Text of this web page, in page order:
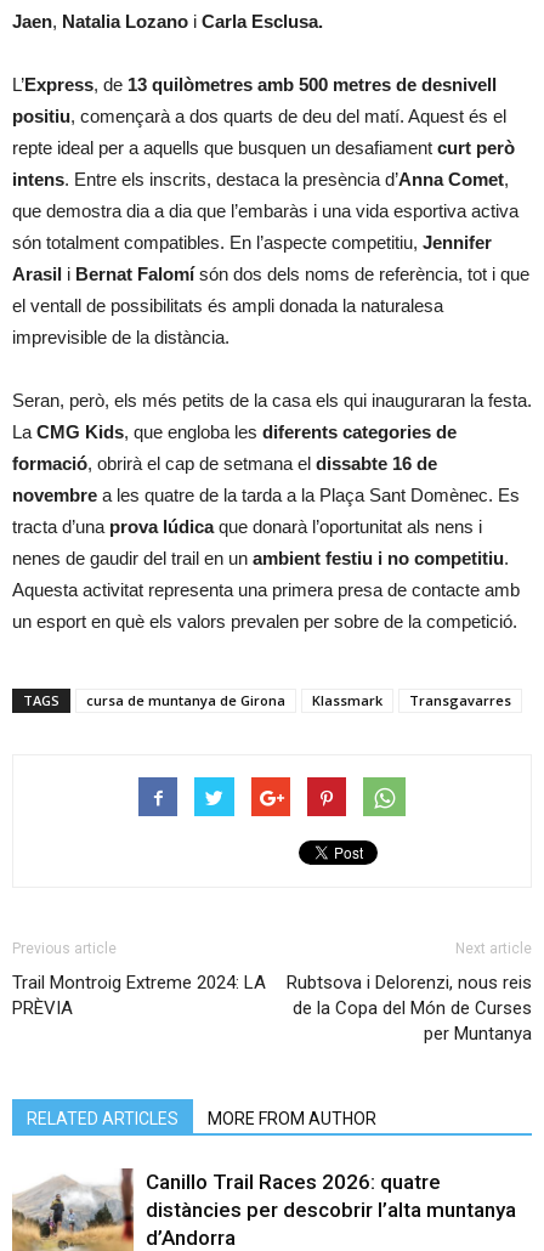
Jaen, Natalia Lozano i Carla Esclusa.
L’Express, de 13 quilòmetres amb 500 metres de desnivell
positiu, començarà a dos quarts de deu del matí. Aquest és el
repte ideal per a aquells que busquen un desafiament curt però
intens. Entre els inscrits, destaca la presència d’Anna Comet,
que demostra dia a dia que l’embaràs i una vida esportiva activa
són totalment compatibles. En l’aspecte competitiu, Jennifer
Arasil i Bernat Falomísón dos dels noms de referència, tot i que
el ventall de possibilitats és ampli donada la naturalesa
imprevisible de la distància.
Seran, però, els més petits de la casa els qui inauguraran la festa.
La CMG Kids, que engloba les diferents categories de
formació, obrirà el cap de setmana el dissabte 16 de
novembre a les quatre de la tarda a la Plaça Sant Domènec. Es
tracta d’una prova lúdicaque donarà l’oportunitat als nens i
nenes de gaudir del trail en un ambient festiu i no competitiu.
Aquesta activitat representa una primera presa de contacte amb
un esport en què els valors prevalen per sobre de la competició.
TAGS cursa de muntanya de Girona Klassmark Transgavarres
Previous article
Trail Montroig Extreme 2024: LA
PRÈVIA
Next article
Rubtsova i Delorenzi, nous reis
de la Copa del Món de Curses
per Muntanya
RELATED ARTICLES MORE FROM AUTHOR
Canillo Trail Races 2026: quatre
distàncies per descobrir l’alta muntanya
d’Andorra